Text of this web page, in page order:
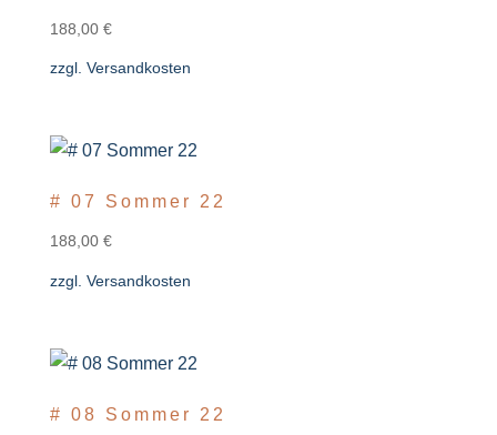
188,00 €
zzgl. Versandkosten
# 07 Sommer 22
188,00 €
zzgl. Versandkosten
# 08 Sommer 22